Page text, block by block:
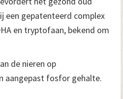
een gepatenteerd complex
en tryptofaan, bekend om
de nieren op
aangepast fosfor gehalte.